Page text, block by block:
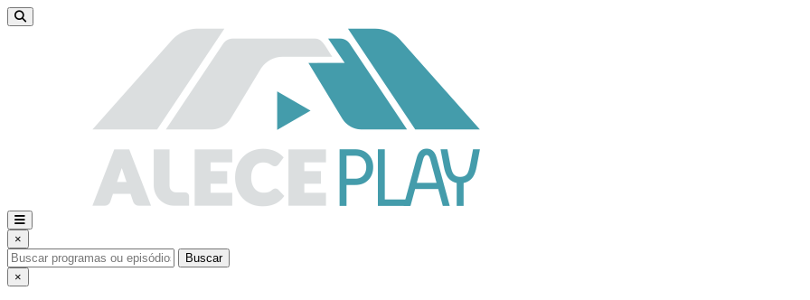
×
Buscar
×